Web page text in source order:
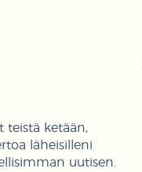
teistä ketään,
läheisilleni
uutisen.